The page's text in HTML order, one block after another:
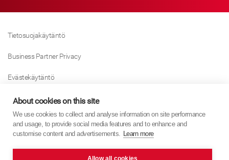
Tietosuojakäytäntö
Business Partner Privacy
Evästekäytäntö
Modern Slavery Act Policy
Tax Strategy
About cookies on this site
We use cookies to collect and analyse information on site performance
and usage, to provide social media features and to enhance and
customise content and advertisements. Learn more
Allow all cookies